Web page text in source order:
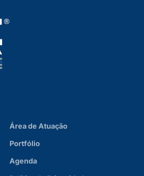
Área de Atuação
Portfólio
Agenda